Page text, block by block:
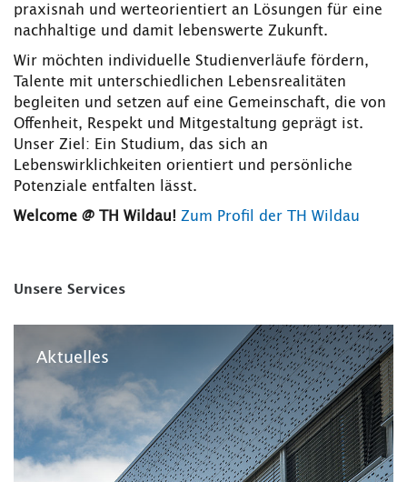
praxisnah und werteorientiert an Lösungen für eine
nachhaltige und damit lebenswerte Zukunft.
Wir möchten individuelle Studienverläufe fördern,
Talente mit unterschiedlichen Lebensrealitäten
begleiten und setzen auf eine Gemeinschaft, die von
Offenheit, Respekt und Mitgestaltung geprägt ist.
Unser Ziel: Ein Studium, das sich an
Lebenswirklichkeiten orientiert und persönliche
Potenziale entfalten lässt.
Welcome @ TH Wildau! Zum Profil der TH Wildau
Unsere Services
Aktuelles